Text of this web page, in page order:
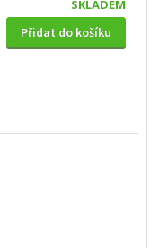
SKLADEM
Přidat do košíku